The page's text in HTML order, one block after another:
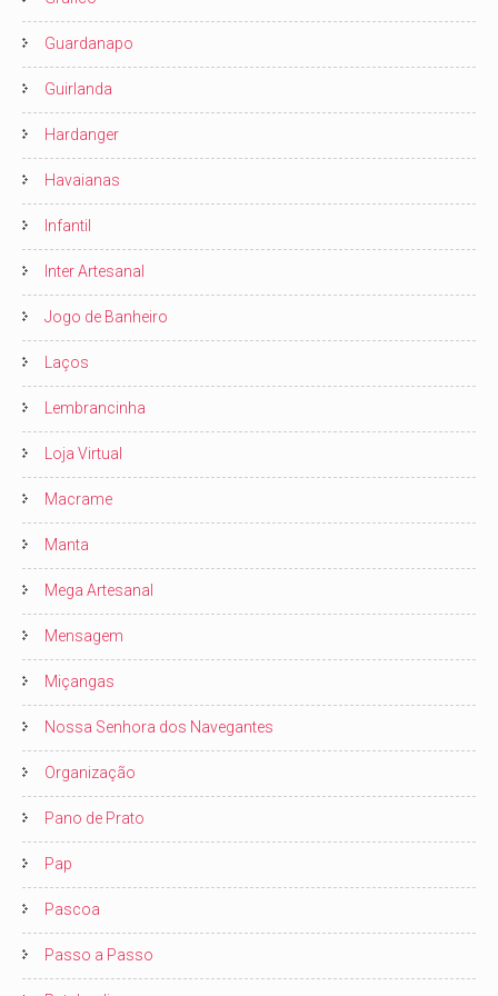
Guardanapo
Guirlanda
Hardanger
Havaianas
Infantil
Inter Artesanal
Jogo de Banheiro
Laços
Lembrancinha
Loja Virtual
Macrame
Manta
Mega Artesanal
Mensagem
Miçangas
Nossa Senhora dos Navegantes
Organização
Pano de Prato
Pap
Pascoa
Passo a Passo